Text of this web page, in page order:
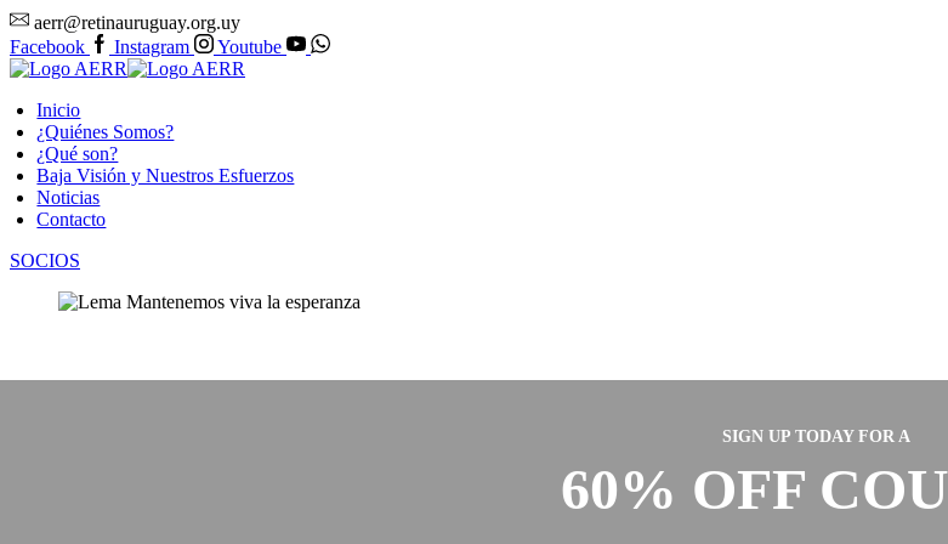
aerr@retinauruguay.org.uy
Facebook
Instagram Youtube
Inicio
¿Quiénes Somos?
¿Qué son?
Baja Visión y Nuestros Esfuerzos
Noticias
Contacto
SOCIOS
SIGN UP TODAY FOR A
60% OFF